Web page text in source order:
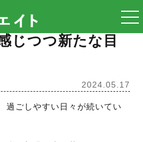
じつつ新たな目
2024.05.17
過ごしやすい日々が続いてい